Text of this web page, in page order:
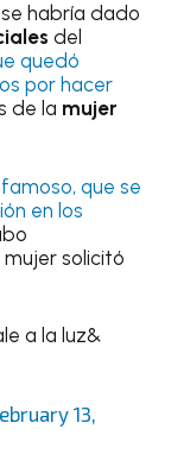
se habría dado
del
quedó
por hacer
de la mujer
famoso, que se
en los
mujer solicitó
a la luz&
13,